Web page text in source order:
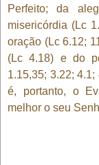
Perfeito; da
misericórdia (Lc
oração (Lc 6.12;
(Lc 4.18) e do
1.15,35; 3.22;
é, portanto, o
melhor o seu